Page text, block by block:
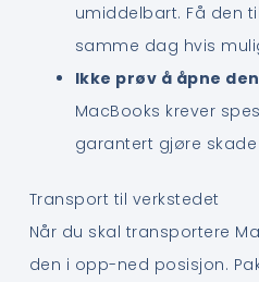
umiddelbart. Få den
samme dag hvis
Ikke prøv å åpne
MacBooks krever
garantert gjøre skade
Transport til verkstedet
Når du skal transportere
den i opp-ned posisjon.